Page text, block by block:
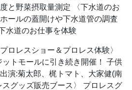
と野菜摂取量測定 〈下水道のお
ールの蓋開けや下水道管の調査
水道のお仕事を体験
プロレスショー＆プロレス体験〉
トモールに引き続き開催！
子供
出演:菊太郎、梶トマト、大家健(南
スグッズ販売ブース〉
プロレスグ